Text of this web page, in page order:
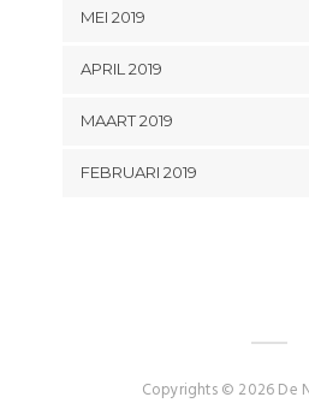
MEI 2019
APRIL 2019
MAART 2019
FEBRUARI 2019
Copyrights © 2026 De